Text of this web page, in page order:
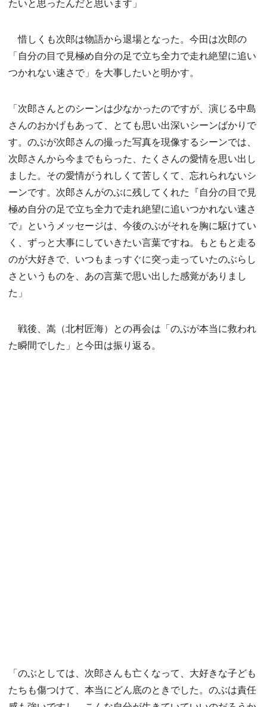
たいと思ったんだと思います」
惜しくも次郎は物語から退場となった。今田は次郎の
「自分の目で見極め自分の足で立ち全力で走れ絶望に追い
つかれない速さで」を大事したいと明かす。
「次郎さんとのシーンは少なかったのですが、演じる中島
さんのおかげもあって、とても思い出深いシーンばかりで
す。のぶが次郎さんの撮った写真を現像するシーンでは、
次郎さんから今までもらった、たくさんの愛情を思い出し
ました。その愛情がうれしくて苦しくて、忘れられないシ
ーンです。次郎さんがのぶに残してくれた『自分の目で見
極め自分の足で立ち全力で走れ絶望に追いつかれない速さ
で』というメッセージは、今後のぶがそれを胸に駆けてい
く、ずっと大事にしていきたい言葉ですね。もともと走る
のが大好きで、いつもまっすぐに突っ走っていたのぶらし
さというものを、あの言葉で思い出した感覚がありまし
た」
戦後、嵩（北村匠海）との再会は「のぶが本当に救われ
た瞬間でした」と今田は振り返る。
「のぶとしては、次郎さんも亡くなって、大好きな子ども
たちも傷つけて、本当にどん底のときでした。のぶは責任